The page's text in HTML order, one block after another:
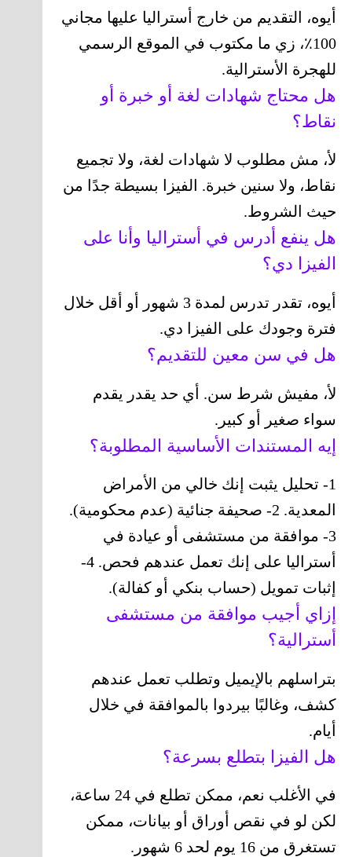
أيوه، التقديم من خارج أستراليا عليها مجاني
100٪، زي ما مكتوب في الموقع الرسمي
للهجرة الأسترالية.
هل محتاج شهادات لغة أو خبرة أو
نقاط؟
لأ، مش مطلوب لا شهادات لغة، ولا تجميع
نقاط، ولا سنين خبرة. الفيزا بسيطة جدًا من
حيث الشروط.
هل ينفع أدرس في أستراليا وأنا على
الفيزا دي؟
أيوه، تقدر تدرس لمدة 3 شهور أو أقل خلال
فترة وجودك على الفيزا دي.
هل في سن معين للتقديم؟
لأ، مفيش شرط سن. أي حد يقدر يقدم
سواء صغير أو كبير.
إيه المستندات الأساسية المطلوبة؟
1- تحليل يثبت إنك خالي من الأمراض
المعدية. 2- صحيفة جنائية (عدم محكومية).
3- موافقة من مستشفى أو عيادة في
أستراليا على إنك تعمل عندهم فحص. 4-
إثبات تمويل (حساب بنكي أو كفالة).
إزاي أجيب موافقة من مستشفى
أسترالية؟
بتراسلهم بالإيميل وتطلب تعمل عندهم
كشف، وغالبًا بيردوا بالموافقة في خلال
أيام.
هل الفيزا بتطلع بسرعة؟
في الأغلب نعم، ممكن تطلع في 24 ساعة،
لكن لو في نقص أوراق أو بيانات، ممكن
تستغرق من 16 يوم لحد 6 شهور.